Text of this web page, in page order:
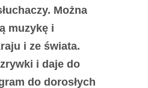
Można
muzykę i
i ze świata.
i daje do
do dorosłych